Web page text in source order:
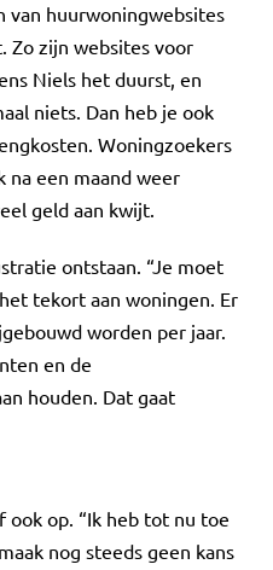
van huurwoningwebsites
Zo zijn websites voor
Niels het duurst, en
niets. Dan heb je ook
Woningzoekers
na een maand weer
geld aan kwijt.
ontstaan. “Je moet
tekort aan woningen. Er
worden per jaar.
en de
houden. Dat gaat
ook op. “Ik heb tot nu toe
nog steeds geen kans